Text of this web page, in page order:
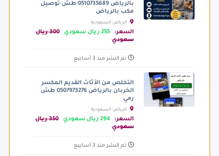
بالرياض 0510735689 طش توصيل
مكب بالرياض
السعر: 255 ريال سعودي
300 ريال
سعودي
تم النشر منذ 3 أسابيع
التخلص من الأثاث القديم المكسر
الخربان بالرياض 0507973276 طش
رمي
السعر: 294 ريال سعودي
350 ريال
سعودي
تم النشر منذ 3 أسابيع